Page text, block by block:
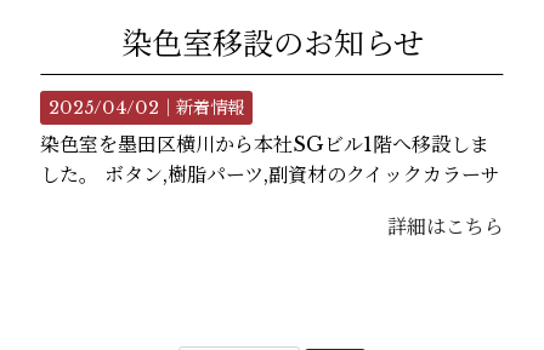
染色室移設のお知らせ
2025/04/02｜新着情報
染色室を墨田区横川から本社SGビル1階へ移設しま
した。 ボタン,樹脂パーツ,副資材のクイックカラーサ
詳細はこちら